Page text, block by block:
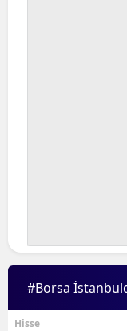
#Borsa
Hisse